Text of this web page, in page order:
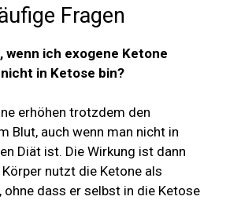
Fragen
wenn ich exogene Ketone
in Ketose bin?
erhöhen trotzdem den
Blut, auch wenn man nicht in
Diät ist. Die Wirkung ist dann
nutzt die Ketone als
ohne dass er selbst in die Ketose